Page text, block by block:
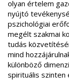
olyan értelem
nyújtó
pszichológiai
megélt szakmai
tudás
mind
különböző
spirituális szinten